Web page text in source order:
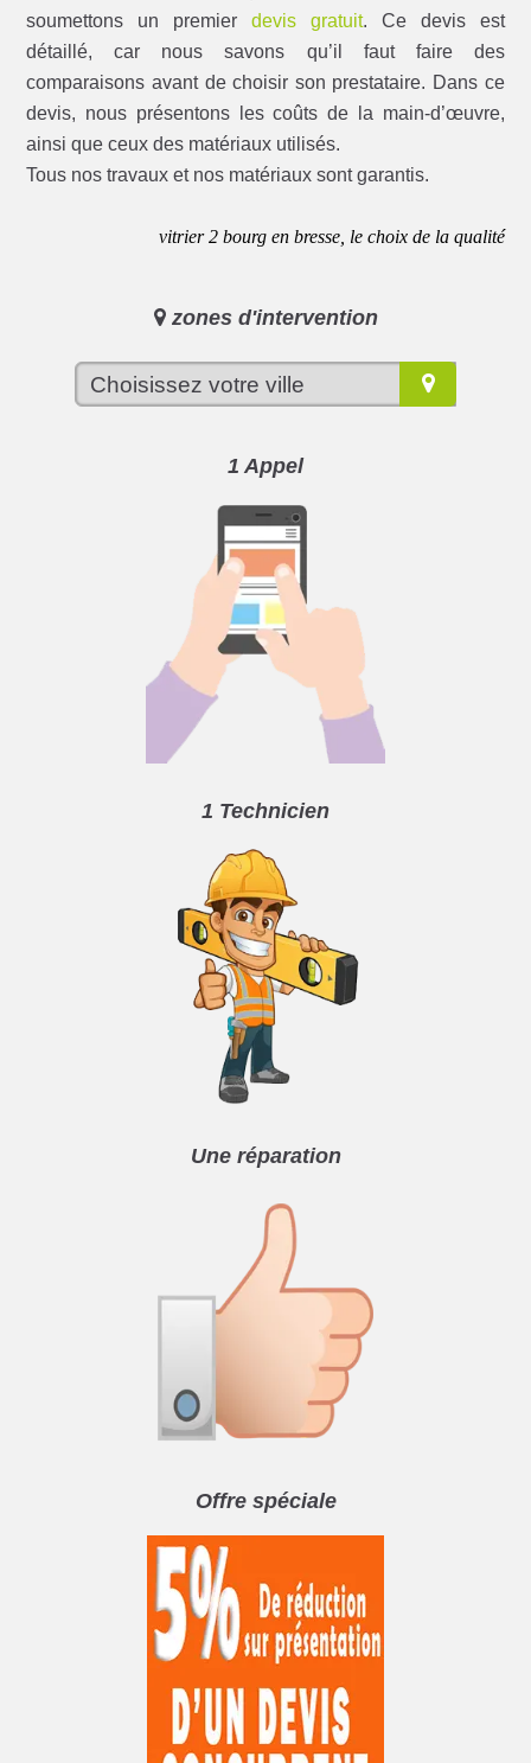
soumettons un premierdevis gratuit. Ce devis est
détaillé, car nous savons qu’il faut faire des
comparaisons avant de choisir son prestataire. Dans ce
devis, nous présentons les coûts de la main-d’œuvre,
ainsi que ceux des matériaux utilisés.
Tous nos travaux et nos matériaux sont garantis.
vitrier 2 bourg en bresse, le choix de la qualité
zones d'intervention
1 Appel
1 Technicien
Une réparation
Offre spéciale